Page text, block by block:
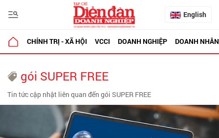
English
CHÍNH TRỊ - XÃ HỘI VCCI DOANH NGHIỆP DOANH NHÂN
gói SUPER FREE
Tin tức cập nhật liên quan đến gói SUPER FREE